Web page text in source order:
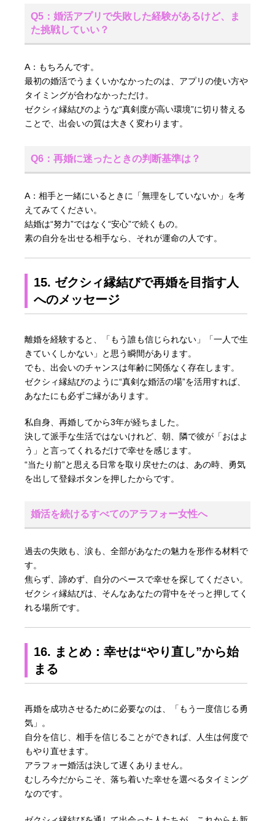
Q5：婚活アプリで失敗した経験があるけど、ま
た挑戦していい？
A：もちろんです。
最初の婚活でうまくいかなかったのは、アプリの使い方や
タイミングが合わなかっただけ。
ゼクシィ縁結びのような“真剣度が高い環境”に切り替える
ことで、出会いの質は大きく変わります。
Q6：再婚に迷ったときの判断基準は？
A：相手と一緒にいるときに「無理をしていないか」を考
えてみてください。
結婚は“努力”ではなく“安心”で続くもの。
素の自分を出せる相手なら、それが運命の人です。
15. ゼクシィ縁結びで再婚を目指す人
へのメッセージ
離婚を経験すると、「もう誰も信じられない」「一人で生
きていくしかない」と思う瞬間があります。
でも、出会いのチャンスは年齢に関係なく存在します。
ゼクシィ縁結びのように“真剣な婚活の場”を活用すれば、
あなたにも必ずご縁があります。
私自身、再婚してから3年が経ちました。
決して派手な生活ではないけれど、朝、隣で彼が「おはよ
う」と言ってくれるだけで幸せを感じます。
“当たり前”と思える日常を取り戻せたのは、あの時、勇気
を出して登録ボタンを押したからです。
婚活を続けるすべてのアラフォー女性へ
過去の失敗も、涙も、全部があなたの魅力を形作る材料で
す。
焦らず、諦めず、自分のペースで幸せを探してください。
ゼクシィ縁結びは、そんなあなたの背中をそっと押してく
れる場所です。
16. まとめ：幸せは“やり直し”から始
まる
再婚を成功させるために必要なのは、「もう一度信じる勇
気」。
自分を信じ、相手を信じることができれば、人生は何度で
もやり直せます。
アラフォー婚活は決して遅くありません。
むしろ今だからこそ、落ち着いた幸せを選べるタイミング
なのです。